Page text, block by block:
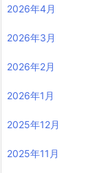
2026年4月
2026年3月
2026年2月
2026年1月
2025年12月
2025年11月